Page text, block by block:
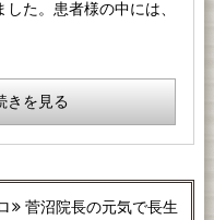
た。患者様の中には、
きを見る
菅沼院長の元気で長生